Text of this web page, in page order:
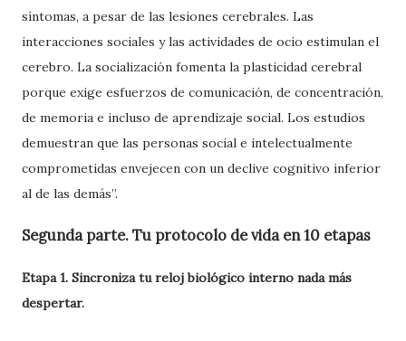
síntomas, a pesar de las lesiones cerebrales. Las
interacciones sociales y las actividades de ocio estimulan el
cerebro. La socialización fomenta la plasticidad cerebral
porque exige esfuerzos de comunicación, de concentración,
de memoria e incluso de aprendizaje social. Los estudios
demuestran que las personas social e intelectualmente
comprometidas envejecen con un declive cognitivo inferior
al de las demás”.
Segunda parte. Tu protocolo de vida en 10 etapas
Etapa 1. Sincroniza tu reloj biológico interno nada más
despertar.